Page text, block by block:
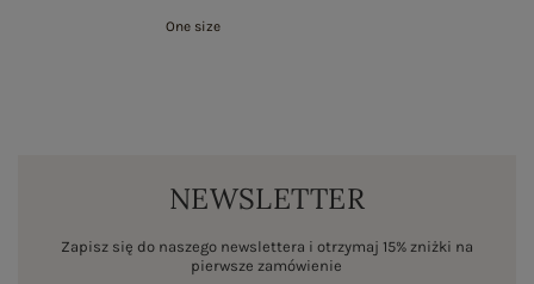
One size
NEWSLETTER
Zapisz się do naszego newslettera i otrzymaj 15% zniżki na
pierwsze zamówienie